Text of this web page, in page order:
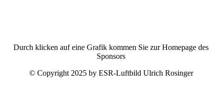
Durch klicken auf eine Grafik kommen Sie zur Homepage des
Sponsors
© Copyright 2025 by ESR-Luftbild Ulrich Rosinger